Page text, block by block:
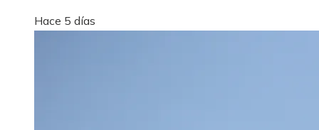
Hace 5 días